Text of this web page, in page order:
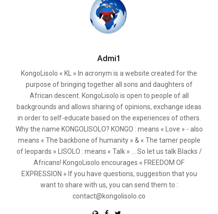
Admi1
KongoLisolo « KL » In acronym is a website created for the
purpose of bringing together all sons and daughters of
African descent. KongoLisolo is open to people of all
backgrounds and allows sharing of opinions, exchange ideas
in order to self-educate based on the experiences of others.
Why the name KONGOLISOLO? KONGO : means « Love » - also
means « The backbone of humanity » & « The tamer people
of leopards » LISOLO : means « Talk » ... So let us talk Blacks /
Africans! KongoLisolo encourages « FREEDOM OF
EXPRESSION » If you have questions, suggestion that you
want to share with us, you can send them to :
contact@kongolisolo.co